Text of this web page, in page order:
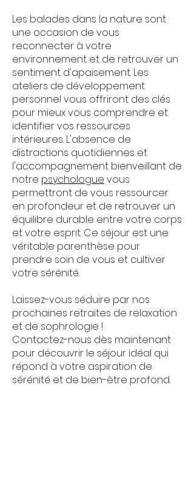
Les balades dans la nature sont
une occasion de vous
reconnecter à votre
environnement et de retrouver un
sentiment d'apaisement. Les
ateliers de développement
personnel vous offriront des clés
pour mieux vous comprendre et
identifier vos ressources
intérieures. L'absence de
distractions quotidiennes et
l'accompagnement bienveillant de
notre psychologue vous
permettront de vous ressourcer
en profondeur et de retrouver un
équilibre durable entre votre corps
et votre esprit. Ce séjour est une
véritable parenthèse pour
prendre soin de vous et cultiver
votre sérénité.
Laissez-vous séduire par nos
prochaines retraites de relaxation
et de sophrologie !
Contactez-nous dès maintenant
pour découvrir le séjour idéal qui
répond à votre aspiration de
sérénité et de bien-être profond.